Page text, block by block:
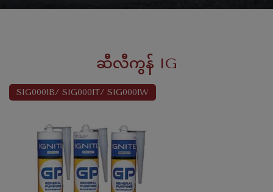
ဆီလီကွန် IG
SIG0001B/ SIG0001T/ SIG0001W